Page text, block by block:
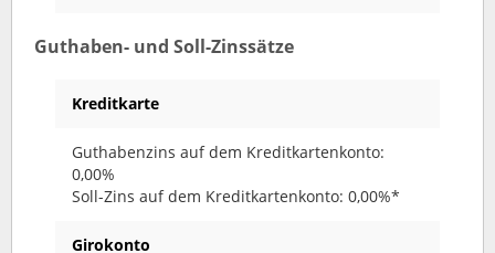
Guthaben- und Soll-Zinssätze
Kreditkarte
Guthabenzins auf dem Kreditkartenkonto:
0,00%
Soll-Zins auf dem Kreditkartenkonto: 0,00%*
Girokonto